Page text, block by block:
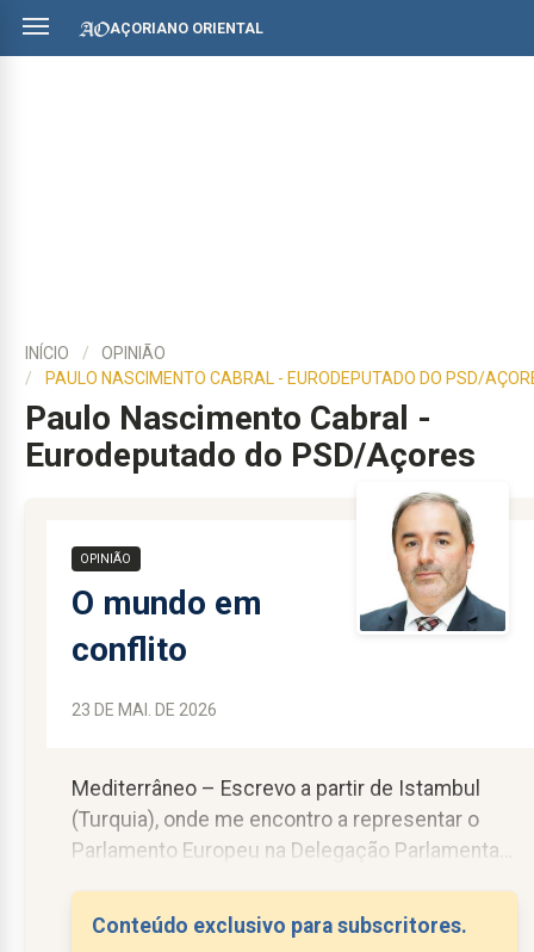
AÇORIANO ORIENTAL
INÍCIO
OPINIÃO
PAULO NASCIMENTO CABRAL - EURODEPUTADO DO PSD/
Paulo Nascimento Cabral -
Eurodeputado do PSD/Açores
OPINIÃO
O mundo em
conflito
23 DE MAI. DE 2026
Mediterrâneo – Escrevo a partir de Istambul
(Turquia), onde me encontro a representar o
Parlamento Europeu na Delegação Parlamentar
reúne representantes parlamentares de vários
países da região, num momento
Conteúdo exclusivo para subscritores.